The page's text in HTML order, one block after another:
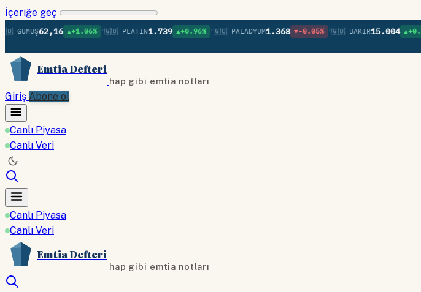
İçeriğe geç
62,16 ▲+1.06% •🇬🇧 PLATIN1.739 ▲+0.96% •🇬🇧 PALADYUM1.368 ▼-0.05% •🇬🇧 BAKIR15.004 ▲+0.39%
Emtia Defteri
hap gibi emtia notları
Giriş Abone ol
Canlı Piyasa
Canlı Veri
Canlı Piyasa
Canlı Veri
Emtia Defteri
hap gibi emtia notları